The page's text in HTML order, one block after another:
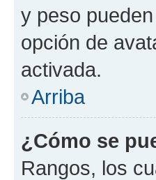
y peso
opción de
activada.
Arriba
¿Cómo se
Rangos, los